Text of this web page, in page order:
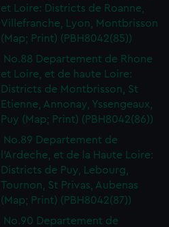
et Loire: Districts de Roanne,
Villefranche, Lyon, Montbrisson
(Map; Print) (PBH8042(85))
No.88 Departement de Rhone
et Loire, et de haute Loire:
Districts de Montbrisson, St
Etienne, Annonay, Yssengeaux,
Puy (Map; Print) (PBH8042(86))
No.89 Departement de
l'Ardeche, et de la Haute Loire:
Districts de Puy, Lebourg,
Tournon, St Privas, Aubenas
(Map; Print) (PBH8042(87))
No.90 Departement de